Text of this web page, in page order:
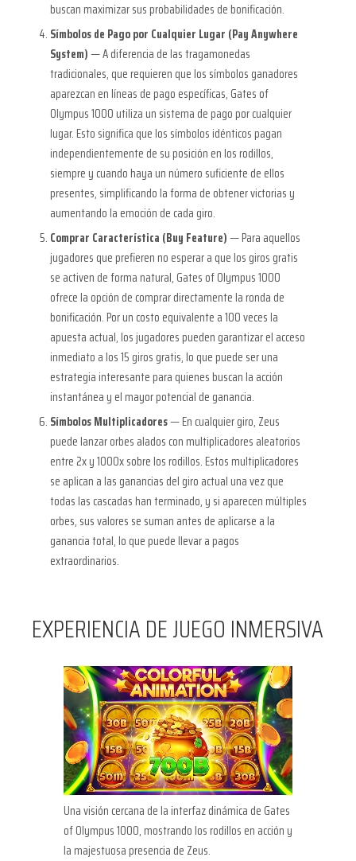
buscan maximizar sus probabilidades de bonificación.
Símbolos de Pago por Cualquier Lugar (Pay Anywhere
System)— A diferencia de las tragamonedas
tradicionales, que requieren que los símbolos ganadores
aparezcan en líneas de pago específicas, Gates of
Olympus 1000 utiliza un sistema de pago por cualquier
lugar. Esto significa que los símbolos idénticos pagan
independientemente de su posición en los rodillos,
siempre y cuando haya un número suficiente de ellos
presentes, simplificando la forma de obtener victorias y
aumentando la emoción de cada giro.
Comprar Característica (Buy Feature)— Para aquellos
jugadores que prefieren no esperar a que los giros gratis
se activen de forma natural, Gates of Olympus 1000
ofrece la opción de comprar directamente la ronda de
bonificación. Por un costo equivalente a 100 veces la
apuesta actual, los jugadores pueden garantizar el acceso
inmediato a los 15 giros gratis, lo que puede ser una
estrategia interesante para quienes buscan la acción
instantánea y el mayor potencial de ganancia.
Símbolos Multiplicadores— En cualquier giro, Zeus
puede lanzar orbes alados con multiplicadores aleatorios
entre 2x y 1000x sobre los rodillos. Estos multiplicadores
se aplican a las ganancias del giro actual una vez que
todas las cascadas han terminado, y si aparecen múltiples
orbes, sus valores se suman antes de aplicarse a la
ganancia total, lo que puede llevar a pagos
extraordinarios.
EXPERIENCIA DE JUEGO INMERSIVA
Una visión cercana de la interfaz dinámica de Gates
of Olympus 1000, mostrando los rodillos en acción y
la majestuosa presencia de Zeus.